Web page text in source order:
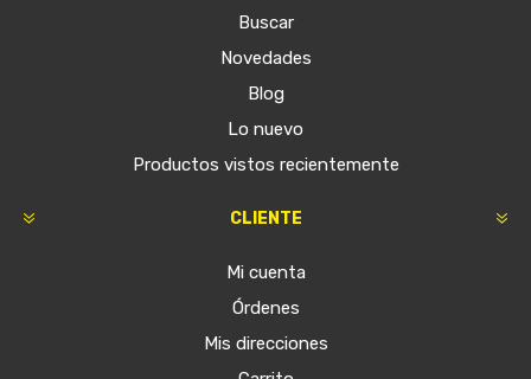
Buscar
Novedades
Blog
Lo nuevo
Productos vistos recientemente
CLIENTE
Mi cuenta
Órdenes
Mis direcciones